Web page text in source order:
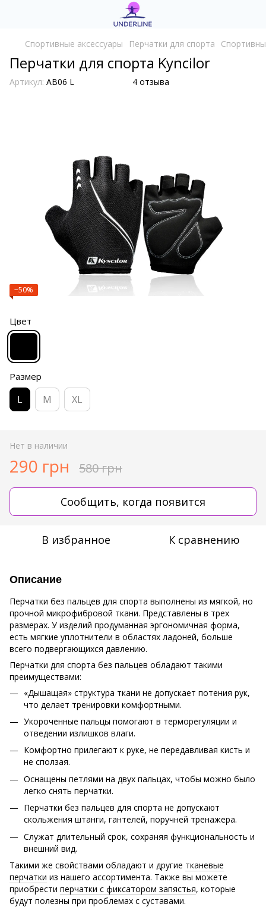
Cпортивные аксессуары Перчатки для спорта
Перчатки для спорта Kyncilor
Артикул: AB06 L 4 отзыва
−50%
Цвет
Размер
L M XL
Нет в наличии
290 грн 580 грн
Сообщить, когда появится
В избранное К сравнению
Описание
Перчатки без пальцев для спорта выполнены из мягкой, но
прочной микрофибровой ткани. Представлены в трех
размерах. У изделий продуманная эргономичная форма,
есть мягкие уплотнители в областях ладоней, больше
всего подвергающихся давлению.
Перчатки для спорта без пальцев обладают такими
преимуществами:
«Дышащая» структура ткани не допускает потения рук,
что делает тренировки комфортными.
Укороченные пальцы помогают в терморегуляции и
отведении излишков влаги.
Комфортно прилегают к руке, не передавливая кисть и
не сползая.
Оснащены петлями на двух пальцах, чтобы можно было
легко снять перчатки.
Перчатки без пальцев для спорта не допускают
скольжения штанги, гантелей, поручней тренажера.
Служат длительный срок, сохраняя функциональность и
внешний вид.
Такими же свойствами обладают и другие тканевые
перчатки из нашего ассортимента. Также вы можете
приобрести перчатки с фиксатором запястья, которые
будут полезны при проблемах с суставами.